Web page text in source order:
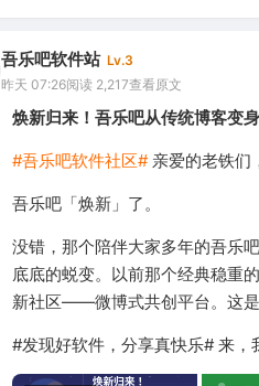
吾乐吧软件站 Lv.3
昨天 07:26阅读 2,217查看原文
焕新归来！吾乐吧从传统博客变
#吾乐吧软件社区#亲爱的老铁们
吾乐吧「焕新」了。
没错，那个陪伴大家多年的吾乐
底底的蜕变。以前那个经典稳重
新社区——微博式共创平台。这
#发现好软件，分享真快乐# 来，